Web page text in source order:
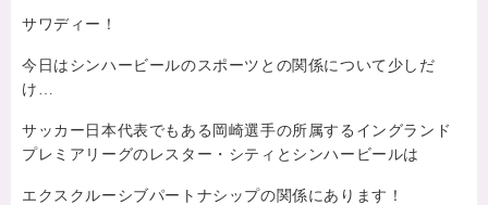
サワディー！
今日はシンハービールのスポーツとの関係について少しだ
け…
サッカー日本代表でもある岡崎選手の所属するイングランド
プレミアリーグのレスター・シティとシンハービールは
エクスクルーシブパートナシップの関係にあります！